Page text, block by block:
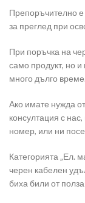
Препоръчително е
за преглед при
При поръчка на
само продукт, но
много дълго
Ако имате нужда
консултация с
номер, или ни
Категорията „Ел.
черен кабелен
биха били от